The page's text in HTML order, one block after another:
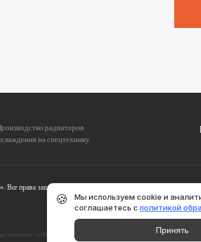
радиаторов
на спецтехнику
права защищены. 2026 г.
любых текстов, фотографий и материалов с сайта hono-
🍪
Мы используем cookie и
соглашаетесь с политикой
Принять